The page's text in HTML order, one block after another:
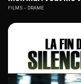
FILMS DRAME